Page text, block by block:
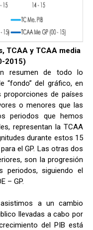
TCAA y TCAA media
2015)
resumen de todo lo
“fondo” del gráfico, en
proporciones de países
o menores que las
periodos que hemos
representan la TCAA
durante estos 15
el GP. Las otras dos
son la progresión
siguiendo el
– GP.
a un cambio
llevadas a cabo por
del PIB está